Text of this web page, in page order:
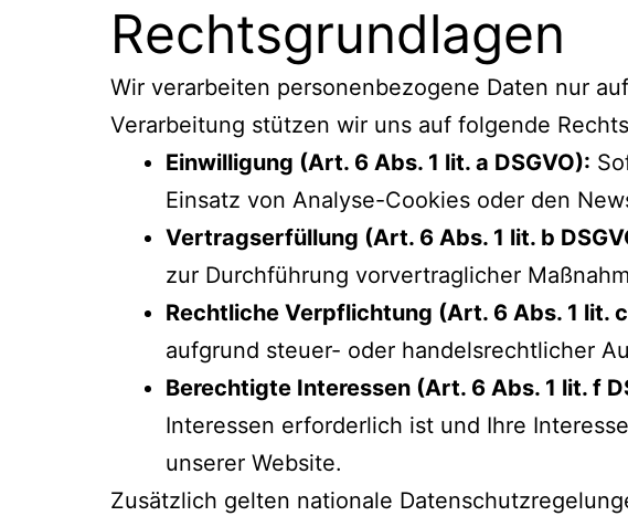
Rechtsgrundlagen
Wir verarbeiten personenbezogene Daten nur
Verarbeitung stützen wir uns auf folgende
Einwilligung (Art. 6 Abs. 1 lit. a DSGVO):
Einsatz von Analyse-Cookies oder den
Vertragserfüllung (Art. 6 Abs. 1 lit. b
zur Durchführung vorvertraglicher
Rechtliche Verpflichtung (Art. 6 Abs. 1 lit. c
aufgrund steuer- oder handelsrechtlicher
Berechtigte Interessen (Art. 6 Abs. 1 lit. f
Interessen erforderlich ist und Ihre
unserer Website.
Zusätzlich gelten nationale